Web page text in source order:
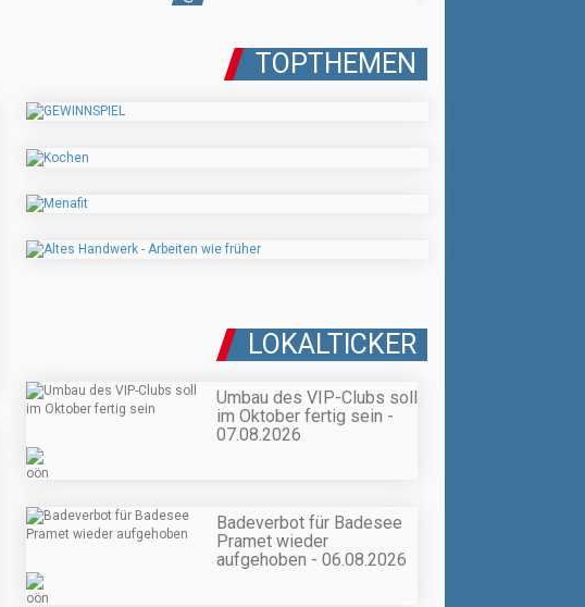
TOPTHEMEN
LOKALTICKER
Umbau des VIP-Clubs soll
im Oktober fertig sein -
07.08.2026
Badeverbot für Badesee
Pramet wieder
aufgehoben - 06.08.2026